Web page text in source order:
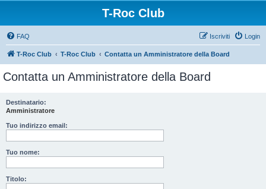
T-Roc Club
FAQ Login
Iscriviti
T-Roc Club T-Roc Club Contatta un Amministratore della Board
Contatta un Amministratore della Board
Destinatario:
Amministratore
Tuo indirizzo email:
Tuo nome:
Titolo: